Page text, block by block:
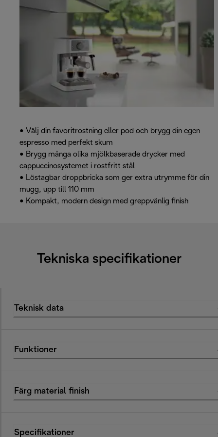
• Välj din favoritrostning eller pod och brygg din egen
espresso med perfekt skum
• Brygg många olika mjölkbaserade drycker med
cappuccinosystemet i rostfritt stål
• Löstagbar droppbricka som ger extra utrymme för din
mugg, upp till 110 mm
• Kompakt, modern design med greppvänlig finish
Tekniska specifikationer
Teknisk data
Funktioner
Färg material finish
Specifikationer